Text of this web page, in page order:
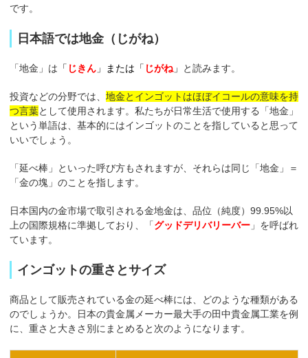
です。
日本語では地金（じがね）
「地金」は 「 じきん 」または「 じがね 」 と読みます。
投資などの分野では、 地金とインゴットはほぼイコールの意味を持
つ言葉として使用されます。私たちが日常生活で使用する「地金」
という単語は、基本的にはインゴットのことを指していると思って
いいでしょう。
「延べ棒」といった呼び方もされますが、それらは同じ「地金」＝
「金の塊」のことを指します。
日本国内の金市場で取引される金地金は、品位（純度）99.95%以
上の国際規格に準拠しており、「グッドデリバリーバー 」を呼ばれ
ています。
インゴットの重さとサイズ
商品として販売されている金の延べ棒には、どのような種類がある
のでしょうか。日本の貴金属メーカー最大手の田中貴金属工業を例
に、重さと大きさ別にまとめると次のようになります。